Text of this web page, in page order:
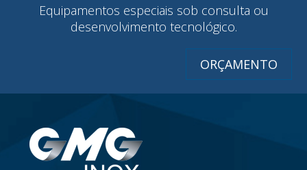
Equipamentos especiais sob consulta ou
desenvolvimento tecnológico.
ORÇAMENTO